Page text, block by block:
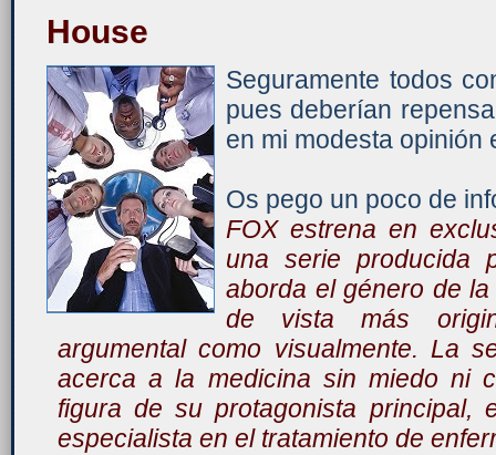
House
Seguramente todos
pues deberían
en mi modesta opinión
Os pego un poco de
FOX estrena en
una serie producida
aborda el género de
de vista más
argumental como visualmente. La
acerca a la medicina sin miedo ni
figura de su protagonista principal,
especialista en el tratamiento de